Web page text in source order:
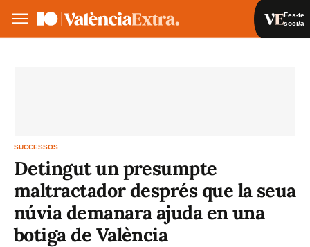
Fes-te
soci/a
SUCCESSOS
Detingut un presumpte
maltractador després que la seua
núvia demanara ajuda en una
botiga de València